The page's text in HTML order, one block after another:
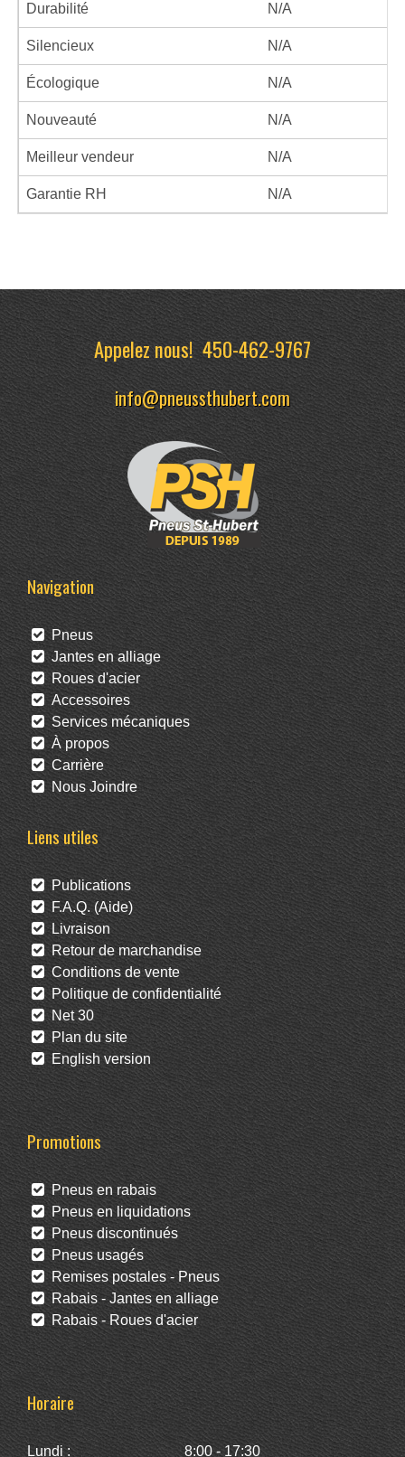
Durabilité N/A
Silencieux N/A
Écologique N/A
Nouveauté N/A
Meilleur vendeur N/A
Garantie RH N/A
Appelez nous!450-462-9767
info@pneussthubert.com
Navigation
Pneus
Jantes en alliage
Roues d'acier
Accessoires
Services mécaniques
À propos
Carrière
Nous Joindre
Liens utiles
Publications
F.A.Q. (Aide)
Livraison
Retour de marchandise
Conditions de vente
Politique de confidentialité
Net 30
Plan du site
English version
Promotions
Pneus en rabais
Pneus en liquidations
Pneus discontinués
Pneus usagés
Remises postales - Pneus
Rabais - Jantes en alliage
Rabais - Roues d'acier
Horaire
Lundi : 8:00 - 17:30